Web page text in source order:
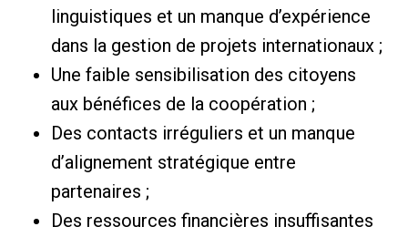
linguistiques et un manque d’expérience
dans la gestion de projets internationaux ;
Une faible sensibilisation des citoyens
aux bénéfices de la coopération ;
Des contacts irréguliers et un manque
d’alignement stratégique entre
partenaires ;
Des ressources financières insuffisantes